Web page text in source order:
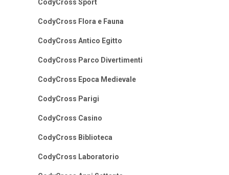
CodyCross Sport
CodyCross Flora e Fauna
CodyCross Antico Egitto
CodyCross Parco Divertimenti
CodyCross Epoca Medievale
CodyCross Parigi
CodyCross Casino
CodyCross Biblioteca
CodyCross Laboratorio